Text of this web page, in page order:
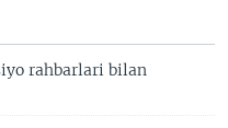
rahbarlari bilan